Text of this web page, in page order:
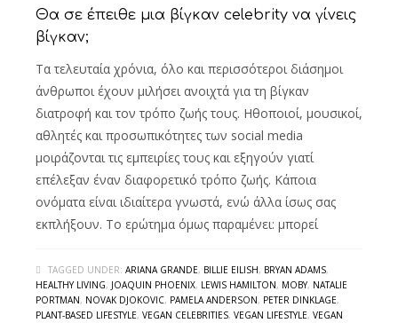
Θα σε έπειθε μια βίγκαν celebrity να γίνεις
βίγκαν;
Τα τελευταία χρόνια, όλο και περισσότεροι διάσημοι
άνθρωποι έχουν μιλήσει ανοιχτά για τη βίγκαν
διατροφή και τον τρόπο ζωής τους. Ηθοποιοί, μουσικοί,
αθλητές και προσωπικότητες των social media
μοιράζονται τις εμπειρίες τους και εξηγούν γιατί
επέλεξαν έναν διαφορετικό τρόπο ζωής. Κάποια
ονόματα είναι ιδιαίτερα γνωστά, ενώ άλλα ίσως σας
εκπλήξουν. Το ερώτημα όμως παραμένει: μπορεί
TAGGED UNDER: ARIANA GRANDE, BILLIE EILISH, BRYAN ADAMS,
HEALTHY LIVING, JOAQUIN PHOENIX, LEWIS HAMILTON, MOBY, NATALIE
PORTMAN, NOVAK DJOKOVIC, PAMELA ANDERSON, PETER DINKLAGE,
PLANT-BASED LIFESTYLE, VEGAN CELEBRITIES, VEGAN LIFESTYLE, VEGAN